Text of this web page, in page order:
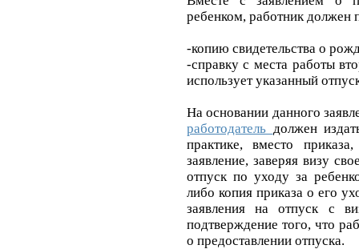
ребенком, работник должен
-копию свидетельства о
-справку с места работы
использует указанный
На основании данного
работодатель должен
практике, вместо
заявление, заверяя визу
отпуск по уходу за
либо копия приказа о его
заявления на отпуск с
подтверждение того, что
о предоставлении отпуска.